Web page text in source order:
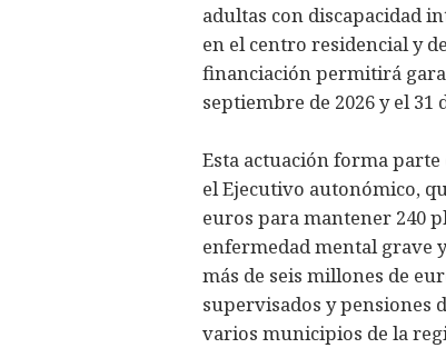
adultas con discapacidad
en el centro residencial y
financiación permitirá
septiembre de 2026 y el 31
Esta actuación forma
el Ejecutivo autonómico,
euros para mantener 240
enfermedad mental grave
más de seis millones de
supervisados y
varios municipios de la